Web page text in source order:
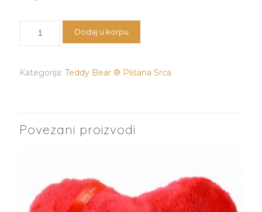
Bear®️Small
količina
Dodaj u korpu
Kategorija: Teddy Bear ® Plišana Srca
Povezani proizvodi